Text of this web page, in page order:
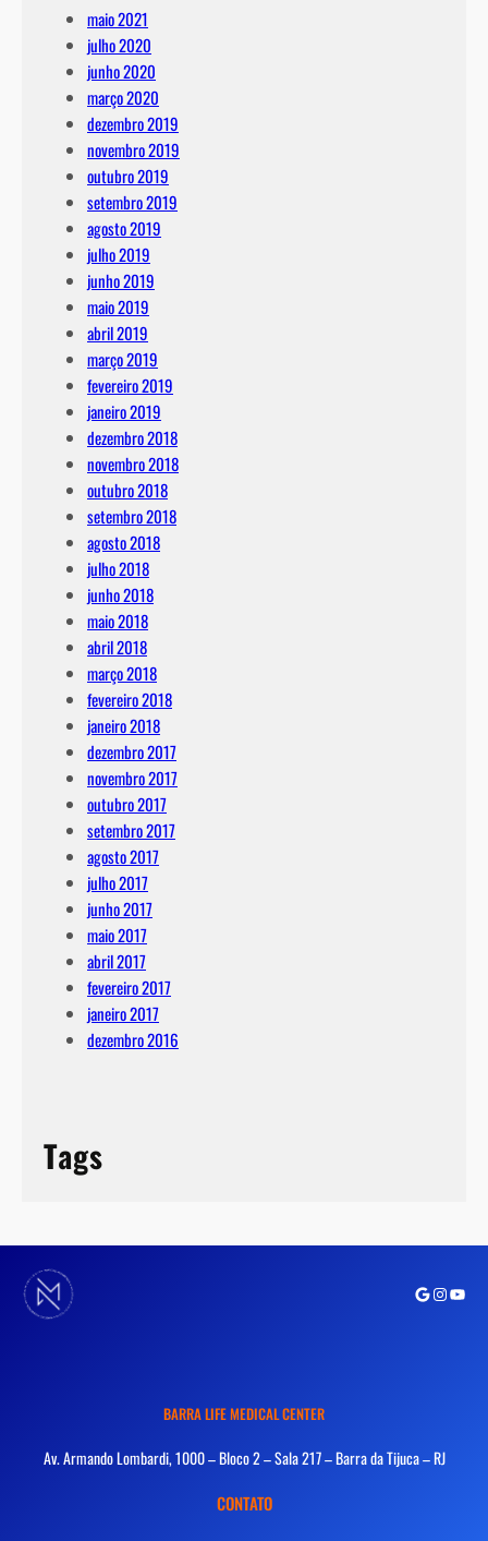
maio 2021
julho 2020
junho 2020
março 2020
dezembro 2019
novembro 2019
outubro 2019
setembro 2019
agosto 2019
julho 2019
junho 2019
maio 2019
abril 2019
março 2019
fevereiro 2019
janeiro 2019
dezembro 2018
novembro 2018
outubro 2018
setembro 2018
agosto 2018
julho 2018
junho 2018
maio 2018
abril 2018
março 2018
fevereiro 2018
janeiro 2018
dezembro 2017
novembro 2017
outubro 2017
setembro 2017
agosto 2017
julho 2017
junho 2017
maio 2017
abril 2017
fevereiro 2017
janeiro 2017
dezembro 2016
Tags
Google
BARRA LIFE MEDICAL CENTER
Av. Armando Lombardi, 1000 – Bloco 2 – Sala 217 – Barra da Tijuca – RJ
CONTATO